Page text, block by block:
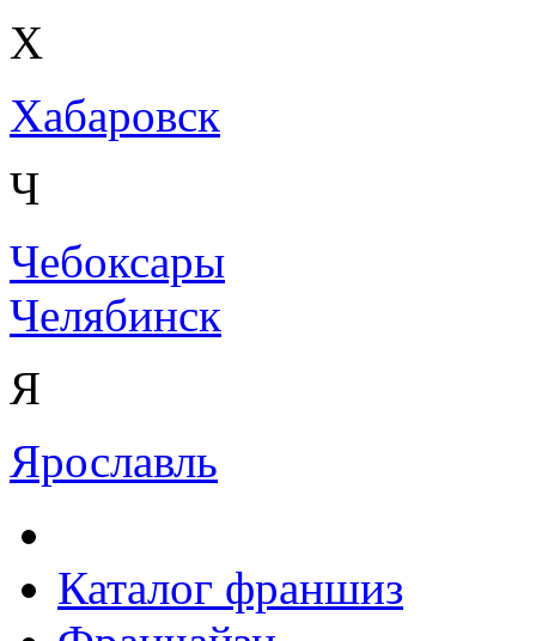
Х
Хабаровск
Ч
Чебоксары
Челябинск
Я
Ярославль
Каталог франшиз